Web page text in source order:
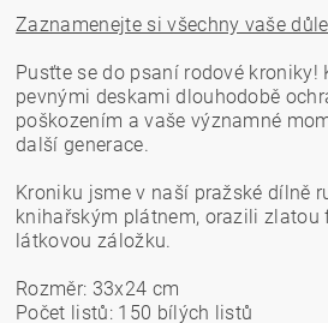
Zaznamenejte si všechny vaše
Pusťte se do psaní rodové
pevnými deskami dlouhodobě
poškozením a vaše významné
další generace.
Kroniku jsme v naší pražské dílně
knihařským plátnem, orazili
látkovou záložku.
Rozměr: 33x24 cm
Počet listů: 150 bílých listů